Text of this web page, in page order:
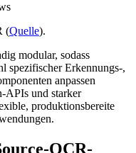
(Quelle).
modular, sodass
spezifischer Erkennungs-,
anpassen
APIs und starker
produktionsbereite
OCR-